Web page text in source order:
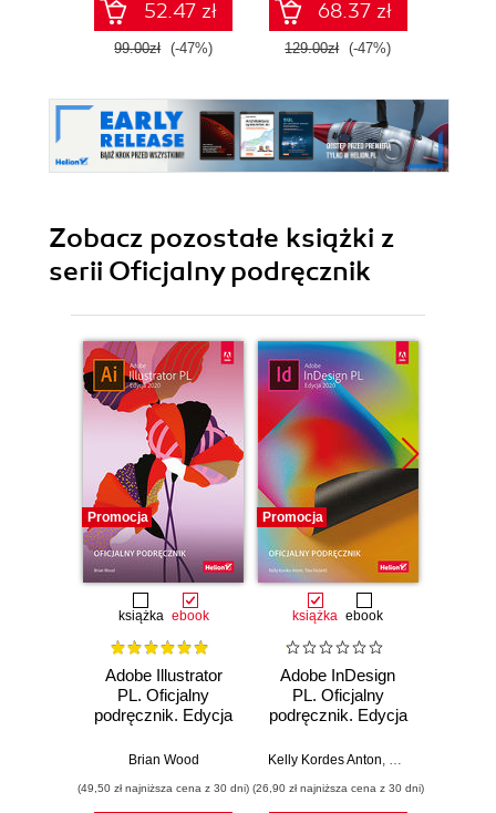
52.47 zł
99.00zł (-47%)
68.37 zł
129.00zł (-47%)
Zobacz pozostałe książki z
serii Oficjalny podręcznik
Promocja
książka ebook
Adobe Illustrator
PL. Oficjalny
podręcznik. Edycja
Brian Wood
(49,50 zł najniższa cena z 30 dni)
Promocja
książka ebook
Adobe InDesign
PL. Oficjalny
podręcznik. Edycja
Kelly Kordes Anton
(26,90 zł najniższa cena z 30 dni)